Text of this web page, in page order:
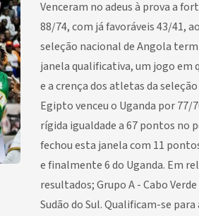
Venceram no adeus à prova a
88/74, com já favoráveis 43/41,
seleção nacional de Angola
janela qualificativa, um jogo em
e a crença dos atletas da
Egipto venceu o Uganda por
rígida igualdade a 67 pontos no
fechou esta janela com 11
e finalmente 6 do Uganda. Em
resultados; Grupo A - Cabo
Sudão do Sul. Qualificam-se